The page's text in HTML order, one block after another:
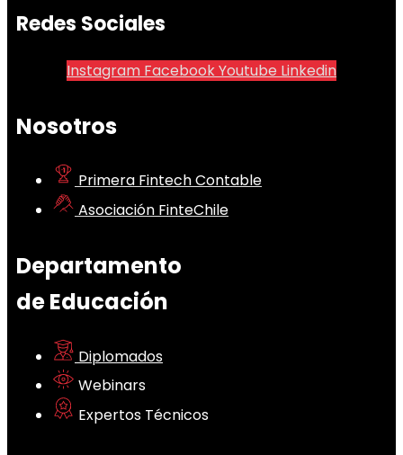
Redes Sociales
Instagram FacebookYoutube Linkedin
Nosotros
Primera Fintech Contable
Asociación FinteChile
Departamento
de Educación
Diplomados
Webinars
Expertos Técnicos